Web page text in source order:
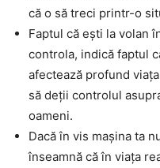
că o să treci printr-o
Faptul că ești la volan
controla, indică faptul
afectează profund
să deții controlul
oameni.
Dacă în vis mașina ta
înseamnă că în viața